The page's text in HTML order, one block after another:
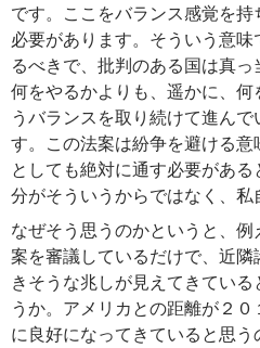
です。ここをバランス感覚を
必要があります。そういう意
るべきで、批判のある国は真っ
何をやるかよりも、遥かに、
うバランスを取り続けて進ん
す。この法案は紛争を避ける
としても絶対に通す必要があ
分がそういうからではなく、私
なぜそう思うのかというと、
案を審議しているだけで、近
きそうな兆しが見えてきている
うか。アメリカとの距離が２
に良好になってきていると思う